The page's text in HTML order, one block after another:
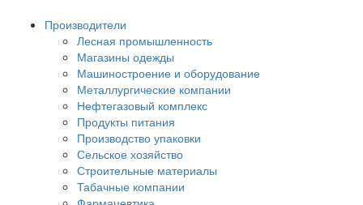
Производители
Лесная промышленность
Магазины одежды
Машиностроение и оборудование
Металлургические компании
Нефтегазовый комплекс
Продукты питания
Производство упаковки
Сельское хозяйство
Строительные материалы
Табачные компании